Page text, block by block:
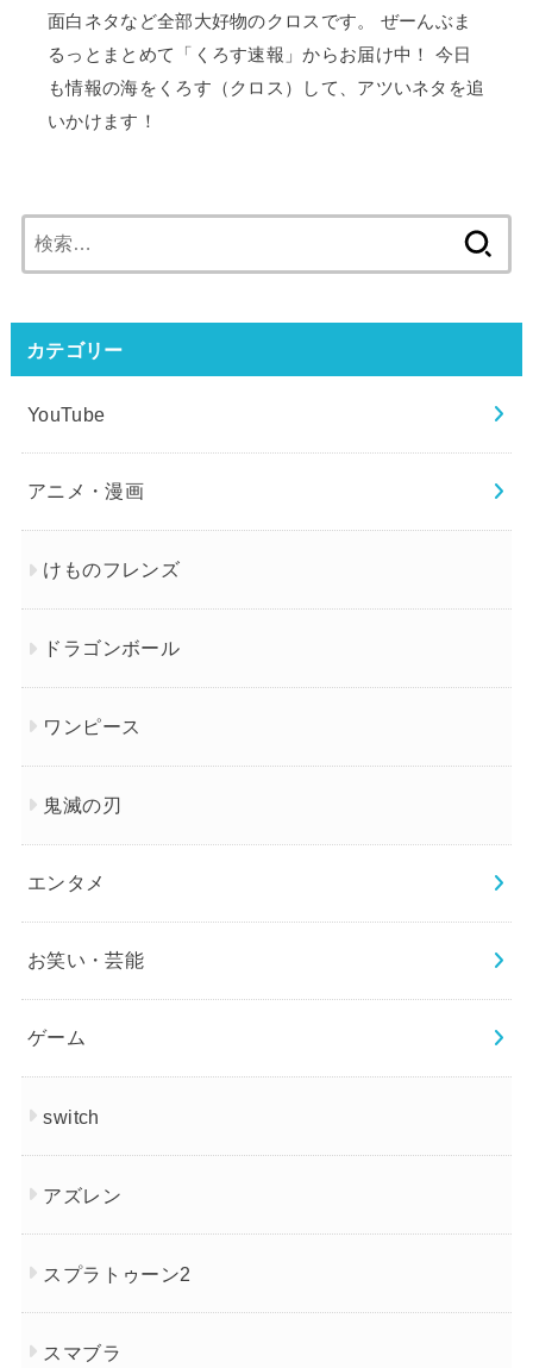
面白ネタなど全部大好物のクロスです。 ぜーんぶま
るっとまとめて「くろす速報」からお届け中！ 今日
も情報の海をくろす（クロス）して、アツいネタを追
いかけます！
索:
カテゴリー
YouTube
アニメ・漫画
けものフレンズ
ドラゴンボール
ワンピース
鬼滅の刃
エンタメ
お笑い・芸能
ゲーム
switch
アズレン
スプラトゥーン2
スマブラ